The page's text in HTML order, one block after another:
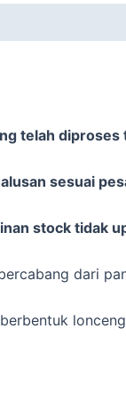
telah diproses
sesuai
stock tidak
dari